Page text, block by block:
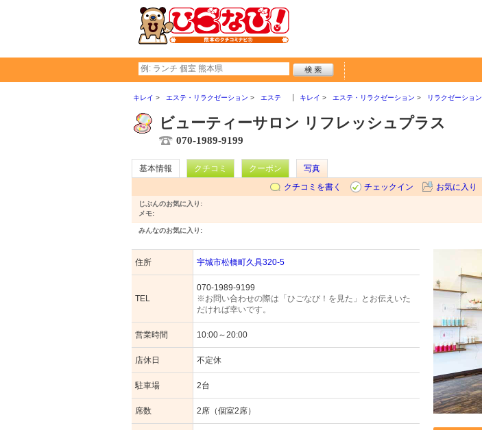
キレイ エステ・リラクゼーション エステ キレイ エステ・リラクゼーション リラクゼーション
ビューティーサロン リフレッシュプラス
070-1989-9199
基本情報 クチコミ クーポン
写真
クチコミを書く
チェックイン お気に入り
じぶんのお気に入り:
メモ:
みんなのお気に入り:
住所 宇城市松橋町久具320-5
TEL
070-1989-9199
※お問い合わせの際は「ひごなび！を見た」とお伝えいた
だければ幸いです。
営業時間 10:00～20:00
店休日 不定休
駐車場 2台
席数 2席（個室2席）